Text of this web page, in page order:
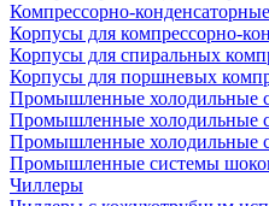
Компрессорно-
Корпусы для компрессорно-
Корпусы для спиральных
Корпусы для поршневых
Промышленные холодильные
Промышленные холодильные
Промышленные холодильные
Промышленные системы
Чиллеры